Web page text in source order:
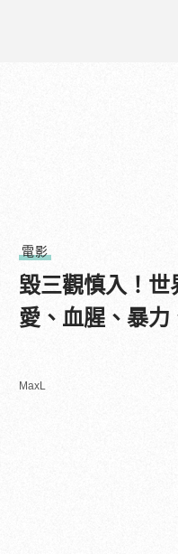
電影
毀三觀慎入！
愛、血腥、暴力
MaxL